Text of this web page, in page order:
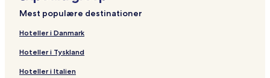
Mest populære destinationer
Hoteller i Danmark
Hoteller i Tyskland
Hoteller i Italien